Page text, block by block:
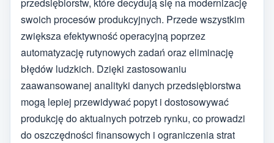
swoich procesów produkcyjnych. Przede wszystkim
zwiększa efektywność operacyjną poprzez
automatyzację rutynowych zadań oraz eliminację
błędów ludzkich. Dzięki zastosowaniu
zaawansowanej analityki danych przedsiębiorstwa
mogą lepiej przewidywać popyt i dostosowywać
produkcję do aktualnych potrzeb rynku, co prowadzi
do oszczędności finansowych i ograniczenia strat